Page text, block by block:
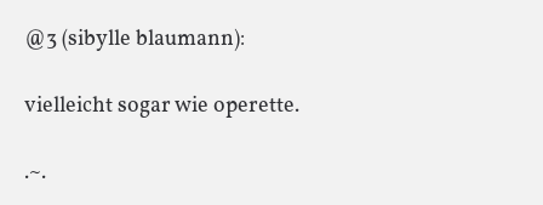
@3 (sibylle blaumann):
vielleicht sogar wie operette.
.~.